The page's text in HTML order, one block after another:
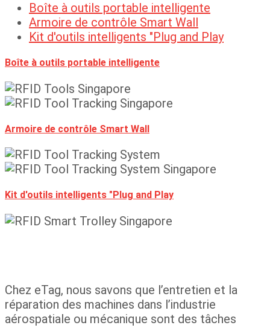
Boîte à outils portable intelligente
Armoire de contrôle Smart Wall
Kit d'outils intelligents "Plug and Play
Boîte à outils portable intelligente
Armoire de contrôle Smart Wall
Kit d'outils intelligents "Plug and Play
Chez eTag, nous savons que l’entretien et la
réparation des machines dans l’industrie
aérospatiale ou mécanique sont des tâches